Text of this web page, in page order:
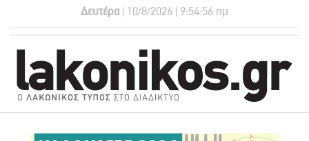
Δευτέρα | 10/8/2026 | 9:54:57 πμ